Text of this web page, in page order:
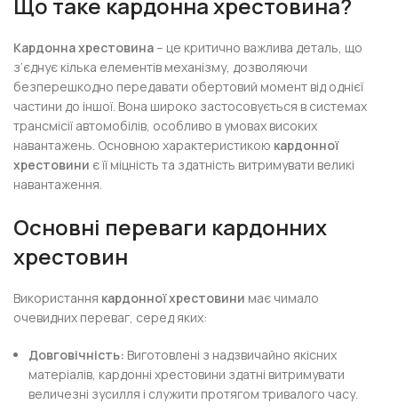
Кардонна хрестовина – це критично важлива деталь, що
з’єднує кілька елементів механізму, дозволяючи
безперешкодно передавати обертовий момент від однієї
частини до іншої. Вона широко застосовується в системах
трансмісії автомобілів, особливо в умовах високих
навантажень. Основною характеристикою кардонної
хрестовини є її міцність та здатність витримувати великі
навантаження.
Основні переваги кардонних
хрестовин
Використання кардонної хрестовини має чимало
очевидних переваг, серед яких:
Довговічність: Виготовлені з надзвичайно якісних
матеріалів, кардонні хрестовини здатні витримувати
величезні зусилля і служити протягом тривалого часу.